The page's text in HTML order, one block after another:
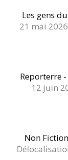
Les gens
21 mai
Reporterre
12 juin
Non